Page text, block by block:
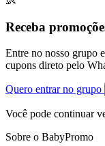
Receba
Entre no nosso grupo
cupons direto pelo
Quero entrar no grupo
Você pode continuar
Sobre o BabyPromo